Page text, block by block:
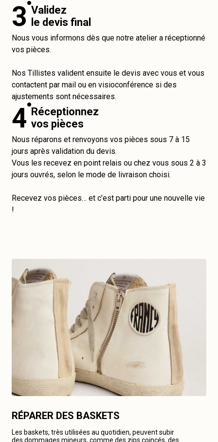
3 Validez
le devis final
Nous vous informons dès que notre atelier a réceptionné
vos pièces.
Nos Tillistes valident ensuite le devis avec vous et vous
contactent par mail ou en visioconférence si des
ajustements sont nécessaires.
4 Réceptionnez
vos pièces
Nous réparons et renvoyons vos pièces sous 7 à 15
jours après validation du devis.
Vous les recevez en point relais ou chez vous sous 2 à 3
jours ouvrés, selon le mode de livraison choisi.
Recevez vos pièces… et c’est parti pour une nouvelle vie
!
RÉPARER DES BASKETS
Les baskets, très utilisées au quotidien, peuvent subir
des dommages mineurs, comme des zips coincés, des